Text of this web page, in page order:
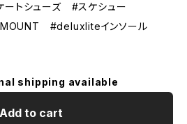
トシューズ #スケシュー
#deluxliteインソール
shipping available
Add to cart